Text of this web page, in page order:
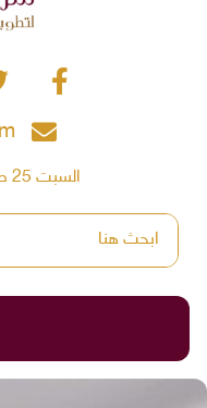
السبت 25 صفر 1448 / 8-8-2026